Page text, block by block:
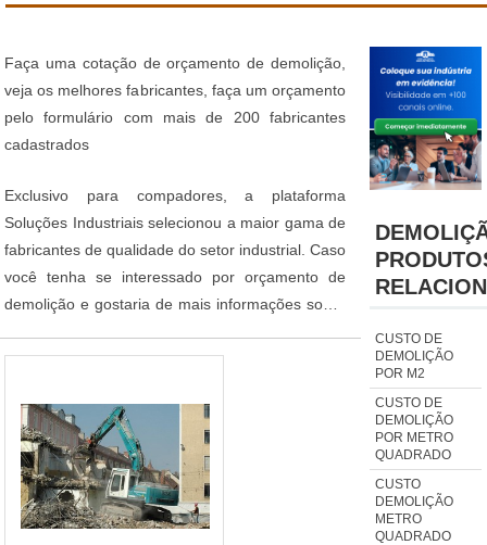
Faça uma cotação de orçamento de demolição,
veja os melhores fabricantes, faça um orçamento
pelo formulário com mais de 200 fabricantes
cadastrados
Exclusivo para compadores, a plataforma
Soluções Industriais selecionou a maior gama de
fabricantes de qualidade do setor industrial. Caso
você tenha se interessado por orçamento de
demolição e gostaria de mais informações sobre
logo abaixo:
CUSTO DE
DEMOLIÇÃO
POR M2
CUSTO DE
DEMOLIÇÃO
POR METRO
QUADRADO
CUSTO
DEMOLIÇÃO
METRO
QUADRADO